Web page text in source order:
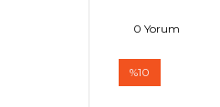
0 Yorum
%10